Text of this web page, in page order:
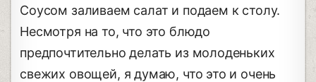
Соусом заливаем салат и подаем к столу.
Несмотря на то, что это блюдо
предпочтительно делать из молоденьких
свежих овощей, я думаю, что это и очень